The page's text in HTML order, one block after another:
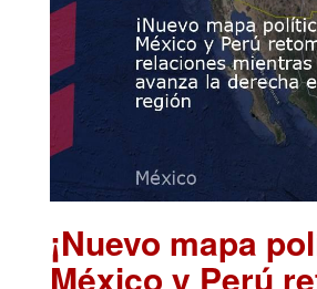
¡Nuevo mapa
México y Perú